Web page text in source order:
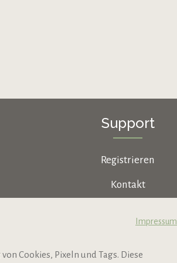
Support
Registrieren
Kontakt
Newsletter
Impressum
Cookies, Pixeln und Tags. Diese